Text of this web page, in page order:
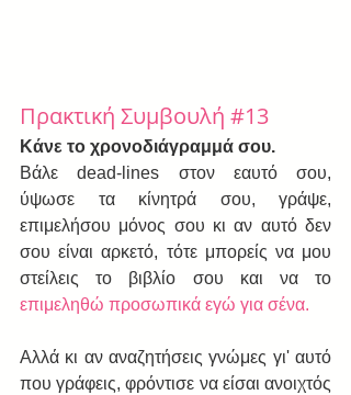
Πρακτική Συμβουλή #13
Κάνε το χρονοδιάγραμμά σου.
Βάλε dead-lines στον εαυτό σου,
ύψωσε τα κίνητρά σου, γράψε,
επιμελήσου μόνος σου κι αν αυτό δεν
σου είναι αρκετό, τότε μπορείς να μου
επιμεληθώ προσωπικά εγώ για σένα.
Αλλά κι αν αναζητήσεις γνώμες γι' αυτό
που γράφεις, φρόντισε να είσαι ανοιχτός